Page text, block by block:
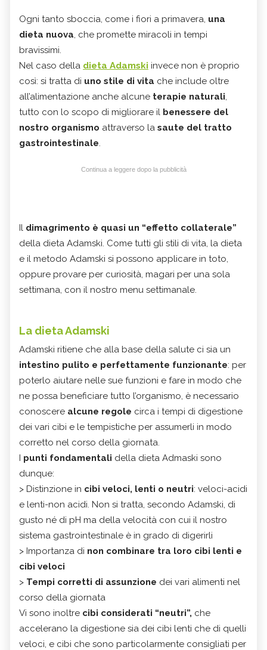
Ogni tanto sboccia, come i fiori a primavera, una
dieta nuova, che promette miracoli in tempi
bravissimi.
Nel caso della dieta Adamski invece non è proprio
così: si tratta di uno stile di vita che include oltre
all’alimentazione anche alcune terapie naturali,
tutto con lo scopo di migliorare il benessere del
nostro organismo attraverso la saute del tratto
gastrointestinale.
Continua a leggere dopo la pubblicità
Il dimagrimento è quasi un “effetto collaterale”
della dieta Adamski. Come tutti gli stili di vita, la dieta
e il metodo Adamski si possono applicare in toto,
oppure provare per curiosità, magari per una sola
settimana, con il nostro menu settimanale.
La dieta Adamski
Adamski ritiene che alla base della salute ci sia un
intestino pulito e perfettamente funzionante: per
poterlo aiutare nelle sue funzioni e fare in modo che
ne possa beneficiare tutto l’organismo, è necessario
conoscere alcune regole circa i tempi di digestione
dei vari cibi e le tempistiche per assumerli in modo
corretto nel corso della giornata.
I punti fondamentali della dieta Admaski sono
dunque:
> Distinzione in cibi veloci, lenti o neutri: veloci-acidi
e lenti-non acidi. Non si tratta, secondo Adamski, di
gusto né di pH ma della velocità con cui il nostro
sistema gastrointestinale è in grado di digerirli
> Importanza di non combinare tra loro cibi lenti e
cibi veloci
> Tempi corretti di assunzione dei vari alimenti nel
corso della giornata
Vi sono inoltre cibi considerati “neutri”, che
accelerano la digestione sia dei cibi lenti che di quelli
veloci, e cibi che sono particolarmente consigliati per